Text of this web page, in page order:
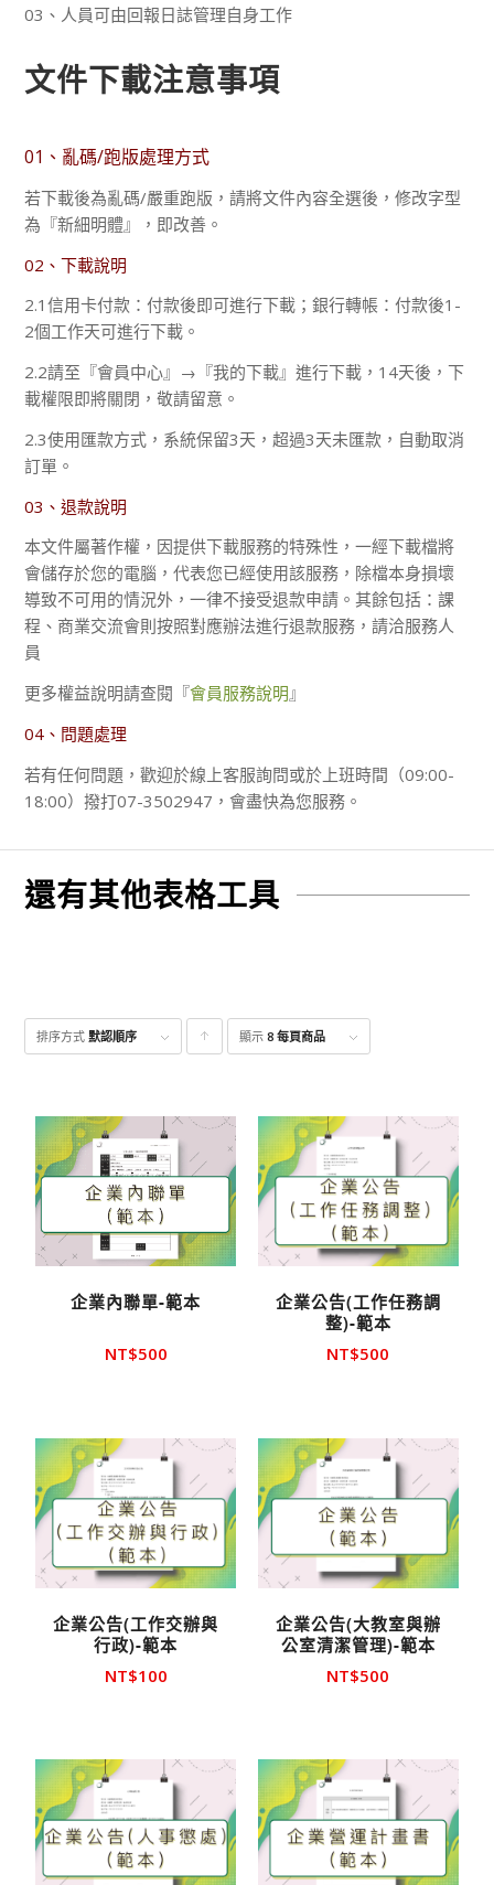
03、人員可由回報日誌管理自身工作
文件下載注意事項
01、亂碼/跑版處理方式
若下載後為亂碼/嚴重跑版，請將文件內容全選後，修改字型
為『新細明體』，即改善。
02、下載說明
2.1信用卡付款：付款後即可進行下載；銀行轉帳：付款後1-
2個工作天可進行下載。
2.2請至『會員中心』→『我的下載』進行下載，14天後，下
載權限即將關閉，敬請留意。
2.3使用匯款方式，系統保留3天，超過3天未匯款，自動取消
訂單。
03、退款說明
本文件屬著作權，因提供下載服務的特殊性，一經下載檔將
會儲存於您的電腦，代表您已經使用該服務，除檔本身損壞
導致不可用的情況外，一律不接受退款申請。其餘包括：課
程、商業交流會則按照對應辦法進行退款服務，請洽服務人
員
更多權益說明請查閱『會員服務說明』
04、問題處理
若有任何問題，歡迎於線上客服詢問或於上班時間（09:00-
18:00）撥打07-3502947，會盡快為您服務。
還有其他表格工具
排序方式默認順序 點
品
顯示8 每頁商品
企業內聯單-範本
NT$500
企業公告(工作任務調
整)-範本
NT$500
企業公告(工作交辦與
行政)-範本
NT$100
企業公告(大教室與辦
公室清潔管理)-範本
NT$500